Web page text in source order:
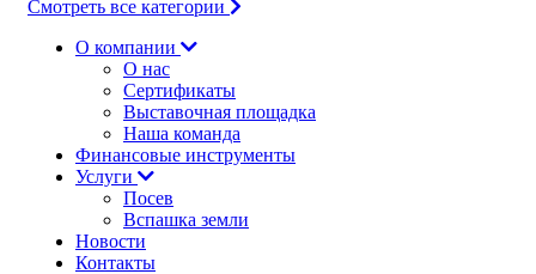
Смотреть все категории
О компании
О нас
Сертификаты
Выставочная площадка
Наша команда
Финансовые инструменты
Услуги
Посев
Вспашка земли
Новости
Контакты